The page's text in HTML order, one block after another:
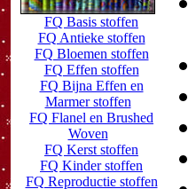
FQ Basis stoffen
FQ Antieke stoffen
FQ Bloemen stoffen
FQ Effen stoffen
FQ Bijna Effen en
Marmer stoffen
FQ Flanel en Brushed
Woven
FQ Kerst stoffen
FQ Kinder stoffen
FQ Reproductie stoffen